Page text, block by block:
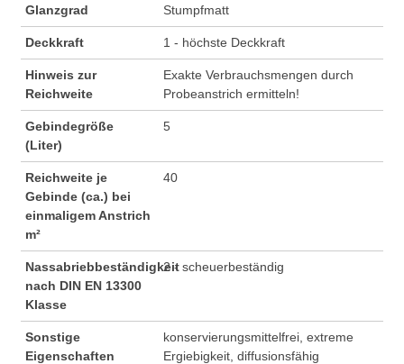
Glanzgrad Stumpfmatt
Deckkraft 1 - höchste Deckkraft
Hinweis zur
Reichweite
Exakte Verbrauchsmengen durch
Probeanstrich ermitteln!
Gebindegröße
(Liter)
5
Reichweite je
Gebinde (ca.) bei
einmaligem Anstrich
m²
40
Nassabriebbeständigkeit
nach DIN EN 13300
Klasse
2 - scheuerbeständig
Sonstige
Eigenschaften
konservierungsmittelfrei, extreme
Ergiebigkeit, diffusionsfähig